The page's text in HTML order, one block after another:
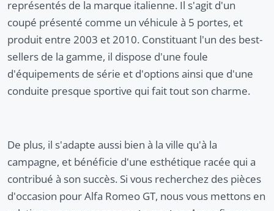
représentés de la marque italienne. Il s'agit d'un
coupé présenté comme un véhicule à 5 portes, et
produit entre 2003 et 2010. Constituant l'un des best-
sellers de la gamme, il dispose d'une foule
d'équipements de série et d'options ainsi que d'une
conduite presque sportive qui fait tout son charme.
De plus, il s'adapte aussi bien à la ville qu'à la
campagne, et bénéficie d'une esthétique racée qui a
contribué à son succès. Si vous recherchez des pièces
d'occasion pour Alfa Romeo GT, nous vous mettons en